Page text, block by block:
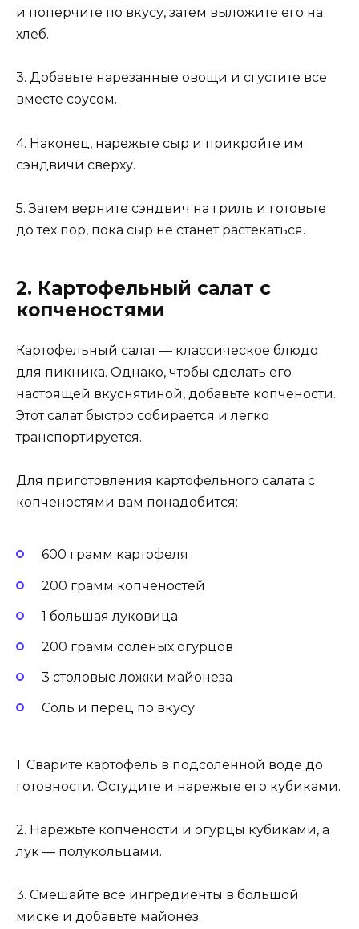
и поперчите по вкусу, затем выложите его на
хлеб.
3. Добавьте нарезанные овощи и сгустите все
вместе соусом.
4. Наконец, нарежьте сыр и прикройте им
сэндвичи сверху.
5. Затем верните сэндвич на гриль и готовьте
до тех пор, пока сыр не станет растекаться.
2. Картофельный салат с
копченостями
Картофельный салат — классическое блюдо
для пикника. Однако, чтобы сделать его
настоящей вкуснятиной, добавьте копчености.
Этот салат быстро собирается и легко
транспортируется.
Для приготовления картофельного салата с
копченостями вам понадобится:
600 грамм картофеля
200 грамм копченостей
1 большая луковица
200 грамм соленых огурцов
3 столовые ложки майонеза
Соль и перец по вкусу
1. Сварите картофель в подсоленной воде до
готовности. Остудите и нарежьте его кубиками.
2. Нарежьте копчености и огурцы кубиками, а
лук — полукольцами.
3. Смешайте все ингредиенты в большой
миске и добавьте майонез.